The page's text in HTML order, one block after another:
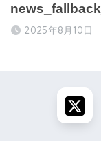
2025年8月10日